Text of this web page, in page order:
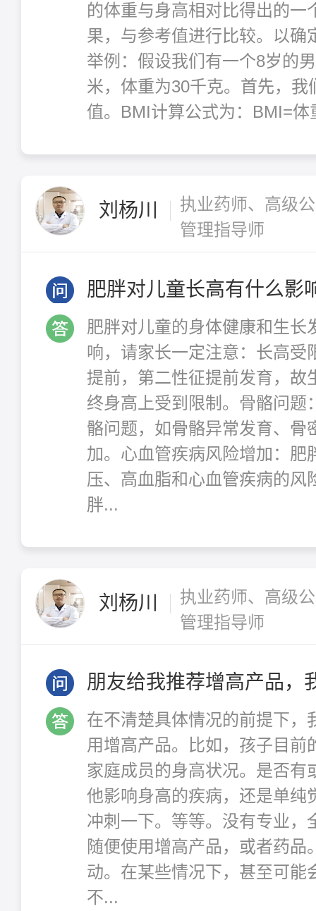
的体重与身高相对比得出的一
果，与参考值进行比较。以确
举例：假设我们有一个8岁的
米，体重为30千克。首先，我
值。BMI计算公式为：BMI=体
刘杨川
执业药师、高级
管理指导师
肥胖对儿童长高有什么影
肥胖对儿童的身体健康和生长
响，请家长一定注意：长高受
提前，第二性征提前发育，故
终身高上受到限制。骨骼问题
骼问题，如骨骼异常发育、骨
加。心血管疾病风险增加：肥
压、高血脂和心血管疾病的风
胖...
刘杨川
执业药师、高级
管理指导师
朋友给我推荐增高产品，
在不清楚具体情况的前提下，
用增高产品。比如，孩子目前
家庭成员的身高状况。是否有
他影响身高的疾病，还是单纯
冲刺一下。等等。没有专业，
随便使用增高产品，或者药品
动。在某些情况下，甚至可能
不...